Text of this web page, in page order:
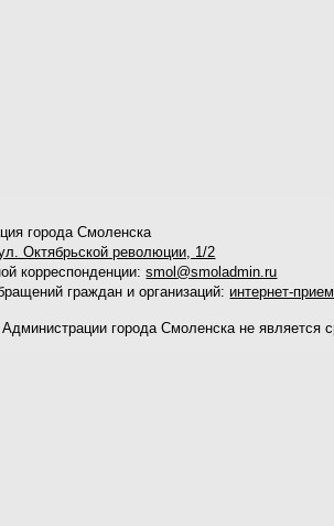
города Смоленска
Октябрьской революции, 1/2
корреспонденции:smol@smoladmin.ru
граждан и организаций: интернет-
города Смоленска не является